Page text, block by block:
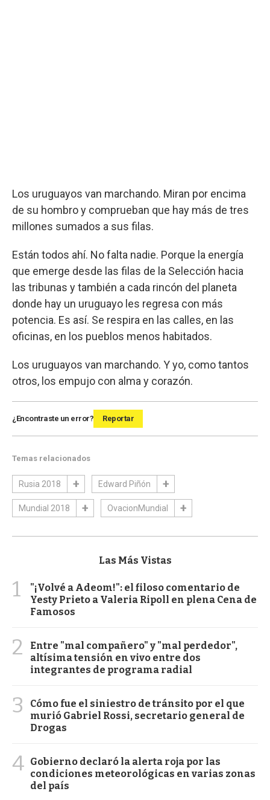
Los uruguayos van marchando. Miran por encima
de su hombro y comprueban que hay más de tres
millones sumados a sus filas.
Están todos ahí. No falta nadie. Porque la energía
que emerge desde las filas de la Selección hacia
las tribunas y también a cada rincón del planeta
donde hay un uruguayo les regresa con más
potencia. Es así. Se respira en las calles, en las
oficinas, en los pueblos menos habitados.
Los uruguayos van marchando. Y yo, como tantos
otros, los empujo con alma y corazón.
¿Encontraste un error? Reportar
Temas relacionados
Rusia 2018 Edward Piñón
Mundial 2018 OvacionMundial
Las Más Vistas
1
"¡Volvé a Adeom!": el filoso comentario de
Yesty Prieto a Valeria Ripoll en plena Cena de
Famosos
2
Entre "mal compañero" y "mal perdedor",
altísima tensión en vivo entre dos
integrantes de programa radial
3
Cómo fue el siniestro de tránsito por el que
murió Gabriel Rossi, secretario general de
Drogas
4 Gobierno declaró la alerta roja por las
condiciones meteorológicas en varias zonas
del país